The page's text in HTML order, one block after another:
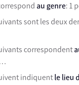
au genre: 1
sont les deux
correspondent
indiquent le lieu